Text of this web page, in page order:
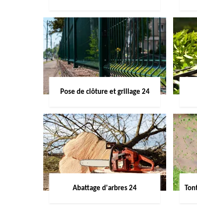
Pose de clôture et grillage 24
Abattage d'arbres 24